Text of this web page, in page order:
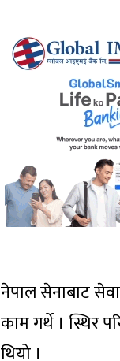
नेपाल सेनाबाट
काम गर्थे । स्थिर
थियो ।